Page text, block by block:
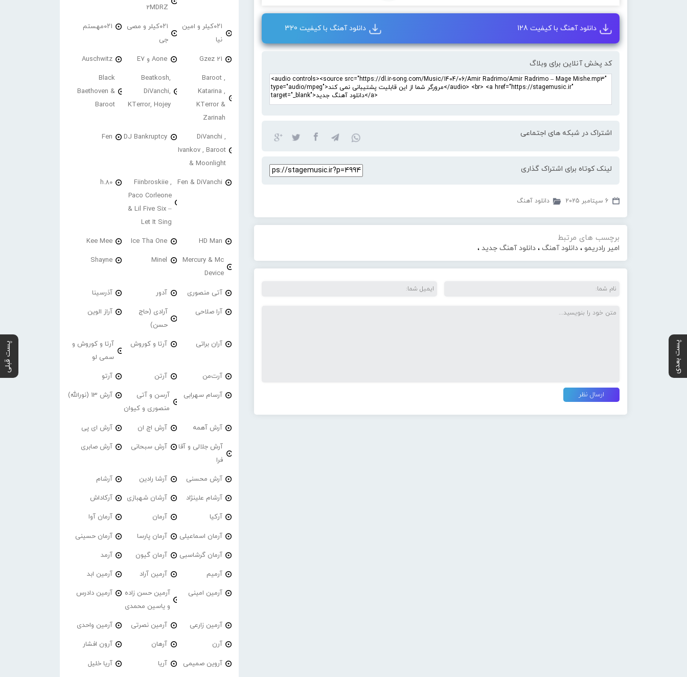
دانلود آهنگ با کیفیت 128 دانلود آهنگ با کیفیت 320
کد پخش آنلاین برای وبلاگ
اشتراک در شبکه های اجتماعی
لینک کوتاه برای اشتراک گذاری
6 سپتامبر 2025 دانلود آهنگ
پست بعدی پست قبلی
برچسب های مرتبط
امیر رادریمو ، دانلود آهنگ ، دانلود آهنگ جدید ،
2MDRZ
۰۲۱کیلر و امین
نیا
۰۲۱کیلر و مصی
جی
۰۲۱مهستم
21 Gzez Aone و E7 Auschwitz
Baroot ,
Katarina ,
KTerror &
Zarinah
Beatkosh,
DiVanchi,
KTerror, Hojey
Black
Baethoven &
Baroot
DiVanchi ,
Ivankov , Baroot
& Moonlight
DJ Bankruptcy
Fen
Fen & DiVanchi
Fiinbroskiie ,
Paco Corleone
& Lil Five Six –
Let It Sing
h.80
HD Man
Ice Tha One
Kee Mee
Mercury & Mc
Device
Minel
Shayne
آتی منصوری آدور آذرسینا
آرا صلاحی
آرادی (حاج
حسن)
آراز الوین
آران براتی آرتا و کوروش
آرتا و کوروش و
سمی لو
آرت‌من آرتن آرتو
آرسام سهرابی
آرسن و آتی
منصوری و کیوان
آرش 13 (نورالله)
آرش آهمه آرش اچ ان آرش ای پی
آرش جلالی و آقا
فرا
آرش سبحانی آرش صابری
آرش محسنی آرشا رادین آرشام
آرشام علینژاد آرشان شهبازی آرکاداش
آرکیا آرمان آرمان آوا
آرمان اسماعیلی آرمان پارسا آرمان حسینی
آرمان گرشاسبی آرمان گیون آرمد
آرمیم آرمین آراد آرمین ابد
آرمین امینی
آرمین حسن زاده
و یاسین محمدی
آرمین دادرس
آرمین زارعی آرمین نصرتی آرمین واحدی
آرن آرهان آرون افشار
آروین صمیمی آریا آریا خلیل